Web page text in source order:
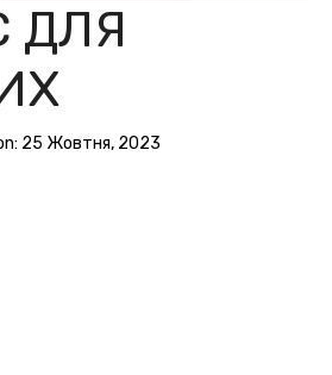
ДЛЯ
25 Жовтня, 2023